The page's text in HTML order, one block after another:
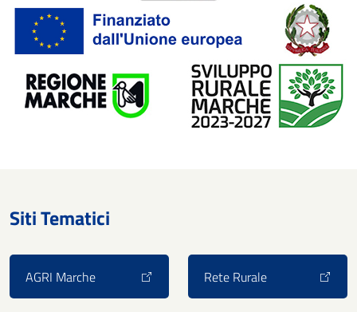
Siti Tematici
AGRI Marche Rete Rurale